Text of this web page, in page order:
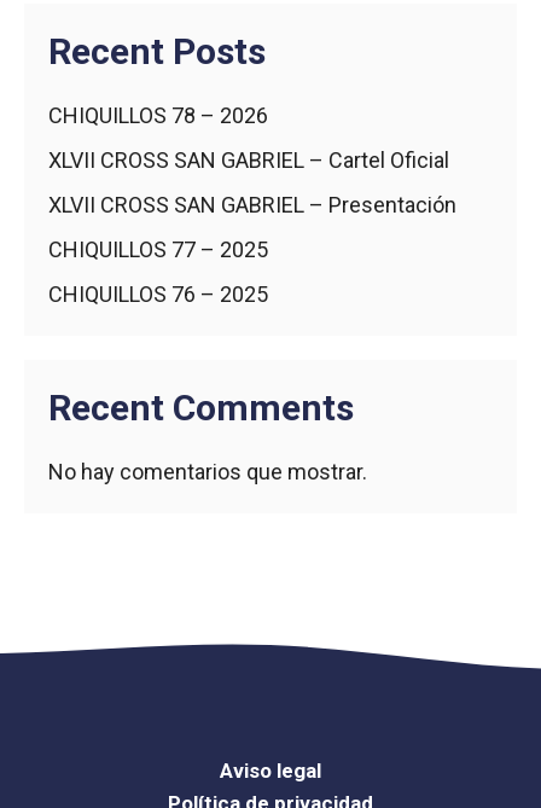
Recent Posts
CHIQUILLOS 78 – 2026
XLVII CROSS SAN GABRIEL – Cartel Oficial
XLVII CROSS SAN GABRIEL – Presentación
CHIQUILLOS 77 – 2025
CHIQUILLOS 76 – 2025
Recent Comments
No hay comentarios que mostrar.
Aviso legal